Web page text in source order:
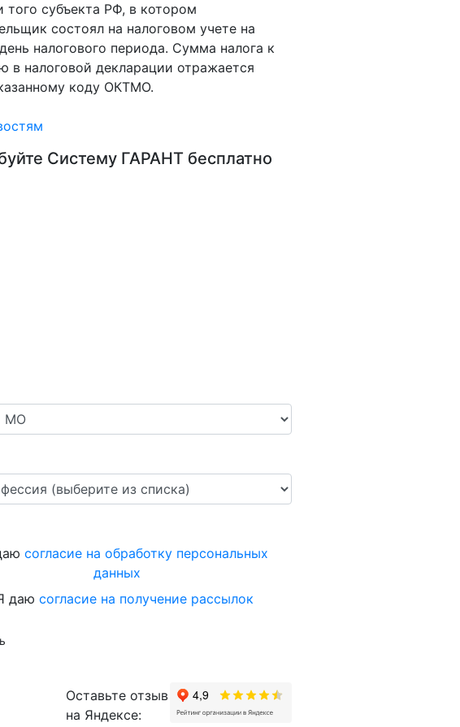
того субъекта РФ, в котором
состоял на налоговом учете на
налогового периода. Сумма налога к
в налоговой декларации отражается
коду ОКТМО.
Систему ГАРАНТбесплатно
согласие на обработку персональных
данных
даю согласие на получение рассылок
Оставьте отзыв
на Яндексе: